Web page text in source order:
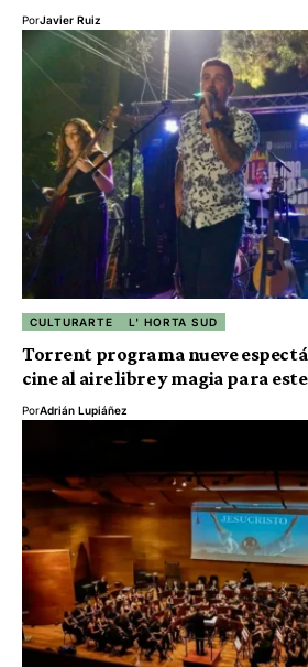
PorJavier Ruiz
CULTURARTE L' HORTA SUD
Torrent programa nueve
cine al aire libre y magia para
PorAdrián Lupiáñez